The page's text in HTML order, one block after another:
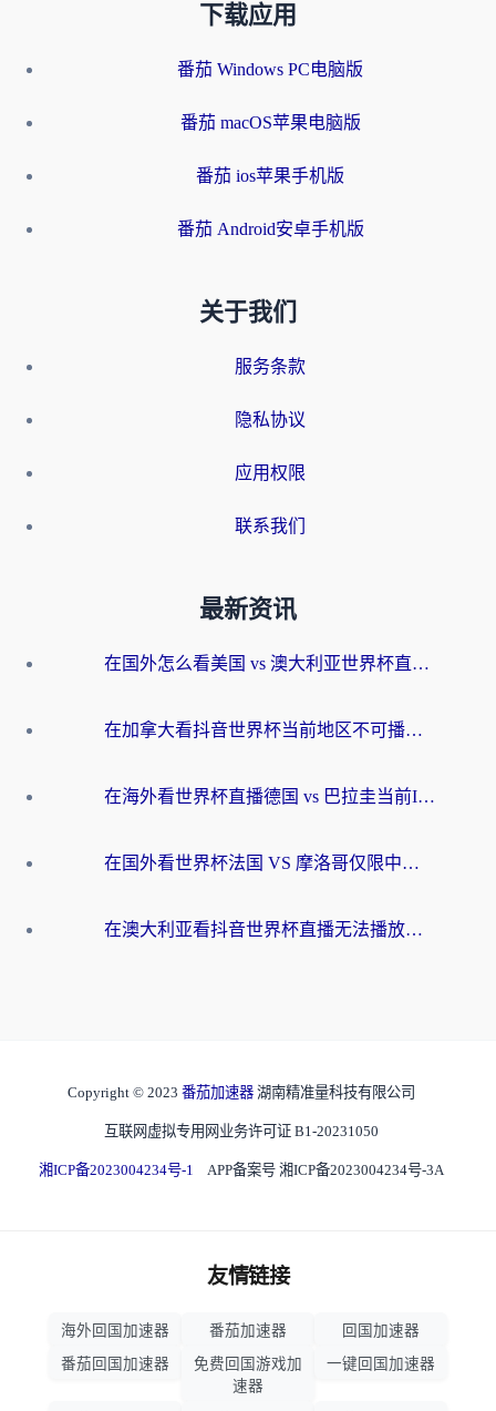
下载应用
番茄 Windows PC电脑版
番茄 macOS苹果电脑版
番茄 ios苹果手机版
番茄 Android安卓手机版
关于我们
服务条款
隐私协议
应用权限
联系我们
最新资讯
在国外怎么看美国 vs 澳大利亚世界杯直播？海外党必藏的中文解说观赛指南
在加拿大看抖音世界杯当前地区不可播放？海外党体育观赛终极指南
在海外看世界杯直播德国 vs 巴拉圭当前IP受限制？这篇指南帮你轻松解决地区限制
在国外看世界杯法国 VS 摩洛哥仅限中国大陆？别让地域限制拦下你的欢呼
在澳大利亚看抖音世界杯直播无法播放？海外党体育观赛终极指南来了！
Copyright © 2023 番茄加速器 湖南精准量科技有限公司
互联网虚拟专用网业务许可证 B1-20231050
湘ICP备2023004234号-1 APP备案号 湘ICP备2023004234号-3A
友情链接
海外回国加速器 番茄加速器
回国加速器
番茄回国加速器
免费回国游戏加
速器
一键回国加速器